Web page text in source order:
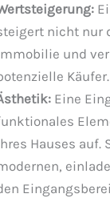
nicht nur
und
Käufer.
Eine
Hauses auf.